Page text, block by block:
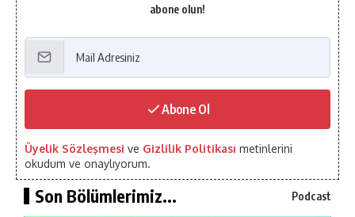
abone olun!
Abone Ol
Üyelik Sözleşmesi ve Gizlilik Politikası metinlerini
okudum ve onaylıyorum.
Son Bölümlerimiz... Podcast